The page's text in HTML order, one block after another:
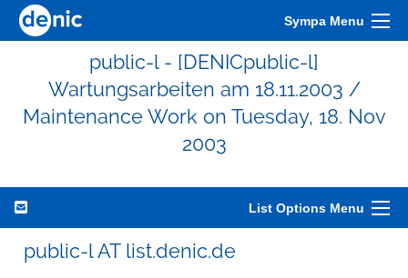
Sympa Menu
public-l - [DENICpublic-l]
Wartungsarbeiten am 18.11.2003 /
Maintenance Work on Tuesday, 18. Nov
2003
List Options Menu
public-l AT list.denic.de